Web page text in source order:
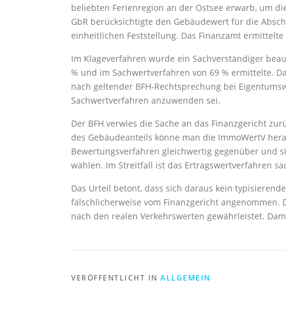
beliebten Ferienregion an der Ostsee erwarb, um
GbR berücksichtigte den Gebäudewert für die
einheitlichen Feststellung. Das Finanzamt
Im Klageverfahren wurde ein Sachverständiger
% und im Sachwertverfahren von 69 % ermittelte.
nach geltender BFH-Rechtsprechung bei
Sachwertverfahren anzuwenden sei.
Der BFH verwies die Sache an das Finanzgericht
des Gebäudeanteils könne man die ImmoWertV
Bewertungsverfahren gleichwertig gegenüber und
wählen. Im Streitfall ist das Ertragswertverfahren
Das Urteil betont, dass sich daraus kein
fälschlicherweise vom Finanzgericht
nach den realen Verkehrswerten gewährleistet.
VERÖFFENTLICHT IN ALLGEMEIN